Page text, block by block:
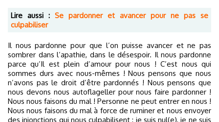
Lire aussi : Se pardonner et avancer pour ne pas se
culpabiliser
Il nous pardonne pour que l’on puisse avancer et ne pas
sombrer dans l’apathie, dans le désespoir. Il nous pardonne
parce qu’Il est plein d’amour pour nous ! C’est nous qui
sommes durs avec nous-mêmes ! Nous pensons que nous
n’avons pas le droit d’être pardonnés ! Nous pensons que
nous devons nous autoflageller pour nous faire pardonner !
Nous nous faisons du mal ! Personne ne peut entrer en nous !
Nous nous faisons du mal à force de ruminer et nous envoyer
des injonctions qui nous culpabilisent : je suis nul(e), je ne suis